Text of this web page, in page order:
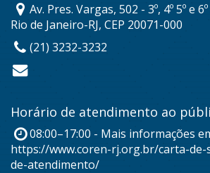
Av. Pres. Vargas, 502 - 3º, 4º 5º e
Rio de Janeiro-RJ, CEP 20071-000
(21) 3232-3232
Horário de atendimento ao
08:00–17:00 - Mais informações
https://www.coren-rj.org.br/carta-de-
de-atendimento/